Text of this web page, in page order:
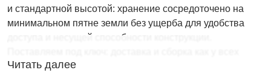
и стандартной высотой: хранение сосредоточено на
минимальном пятне земли без ущерба для удобства
доступа и несущей способности конструкции.
моделей вкаталоге хозблоков SKOGGY
Читать далее